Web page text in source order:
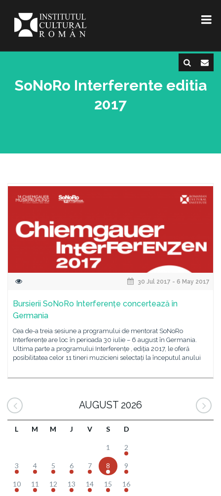
SoNoRo Interferente editia
2017
30 Jul 2017 - 6 May 2017
Bursierii SoNoRo Interferențe concertează în
Germania
Cea de-a treia sesiune a programului de mentorat SoNoRo
Interferențe are loc în perioada 30 iulie – 6 august în Germania.
Ultima parte a programului Interferențe , ediția 2017, le oferă
posibilitatea celor 11 tineri muzicieni selectați la începutul anului
AUGUST 2026
L M M J V S D
1 2
3 4 5 6 7 8 9
10 11 12 13 14 15 16